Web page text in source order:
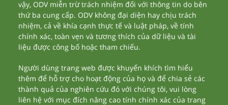
vậy, ODV miễn trừ trách nhiệm đối với thông tin do bên
thứ ba cung cấp. ODV không đại diện hay chịu trách
nhiệm, cả về khía cạnh thực tế và luật pháp, về tính
chính xác, toàn vẹn và tương thích của dữ liệu và tài
liệu được công bố hoặc tham chiếu.
Người dùng trang web được khuyến khích tìm hiểu
thêm để hỗ trợ cho hoạt động của họ và để chia sẻ các
thành quả của nghiên cứu đó với chúng tôi, vui lòng
liên hệ với mục đích nâng cao tính chính xác của trang